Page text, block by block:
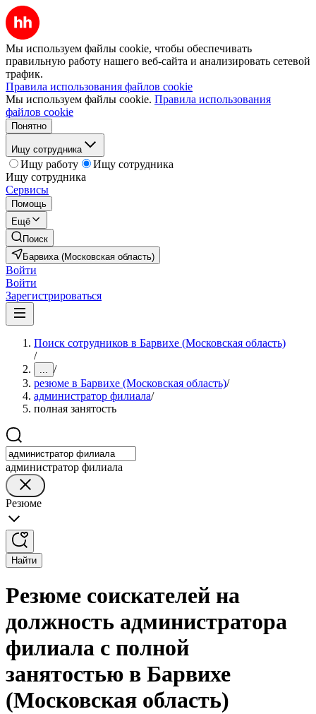
Мы используем файлы cookie, чтобы обеспечивать
правильную работу нашего веб-сайта и анализировать сетевой
трафик.
Правила использования файлов cookie
Мы используем файлы cookie. Правила использования
файлов cookie
Понятно
Ищу сотрудника
Ищу работу
Ищу сотрудника
Ищу сотрудника
Сервисы
Помощь
Ещё
Поиск
Барвиха (Московская область)
Войти
Войти
Зарегистрироваться
Поиск сотрудников в Барвихе (Московская область)
/
... /
резюме в Барвихе (Московская область)/
администратор филиала/
полная занятость
администратор филиала
Резюме
Найти
Резюме соискателей на
должность администратора
филиала с полной
занятостью в Барвихе
(Московская область)